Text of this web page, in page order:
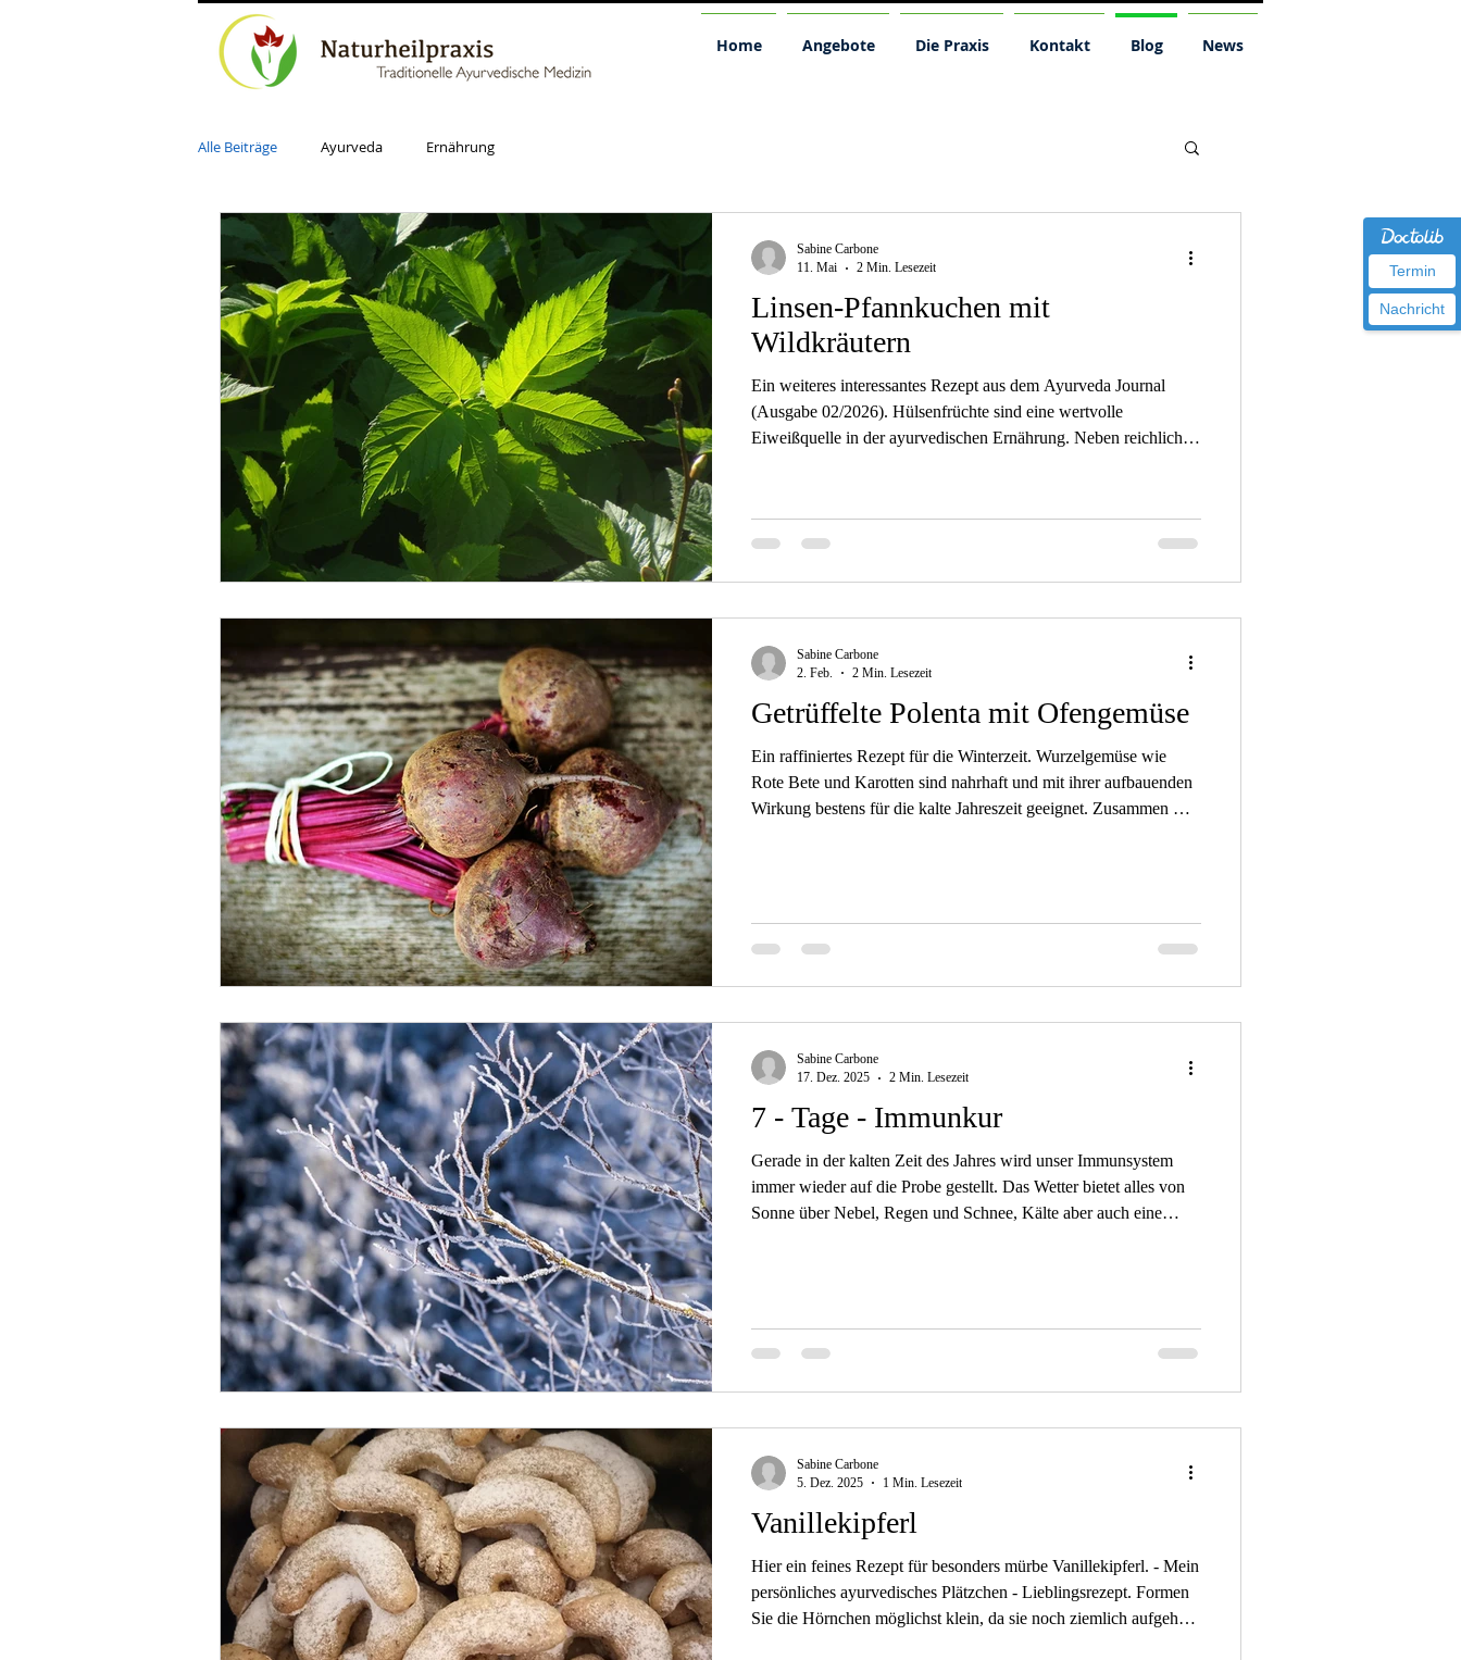
Termin
Nachricht
Home Angebote Die Praxis Kontakt Blog News
Alle Beiträge Ayurveda Ernährung
Linsen-Pfannkuchen mit
Wildkräutern
Ein weiteres interessantes Rezept aus dem Ayurveda Journal
(Ausgabe 02/2026). Hülsenfrüchte sind eine wertvolle
Eiweißquelle in der ayurvedischen Ernährung. Neben reichlich
sie auch für unseren Darm gut verträglich und verursachen keine
unangenehmen Blähungen oder Bauchschmerzen. Wildkräuter
Sabine Carbone
11. Mai
2 Min. Lesezeit
Getrüffelte Polenta mit Ofengemüse
Ein raffiniertes Rezept für die Winterzeit. Wurzelgemüse wie
Rote Bete und Karotten sind nahrhaft und mit ihrer aufbauenden
Wirkung bestens für die kalte Jahreszeit geeignet. Zusammen mit
Sabine Carbone
2. Feb.
2 Min. Lesezeit
7 - Tage - Immunkur
Gerade in der kalten Zeit des Jahres wird unser Immunsystem
immer wieder auf die Probe gestellt. Das Wetter bietet alles von
Sonne über Nebel, Regen und Schnee, Kälte aber auch eine
Sabine Carbone
17. Dez. 2025
2 Min. Lesezeit
Vanillekipferl
Hier ein feines Rezept für besonders mürbe Vanillekipferl. - Mein
persönliches ayurvedisches Plätzchen - Lieblingsrezept. Formen
Sie die Hörnchen möglichst klein, da sie noch ziemlich aufgehen
Sabine Carbone
5. Dez. 2025
1 Min. Lesezeit